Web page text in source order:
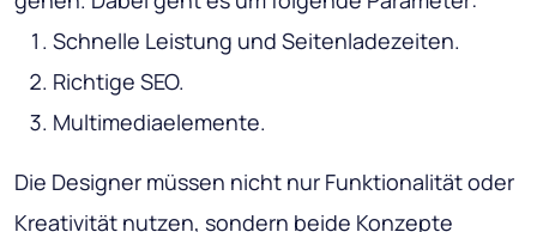
Schnelle Leistung und Seitenladezeiten.
Richtige SEO.
Multimediaelemente.
Die Designer müssen nicht nur Funktionalität oder
Kreativität nutzen, sondern beide Konzepte